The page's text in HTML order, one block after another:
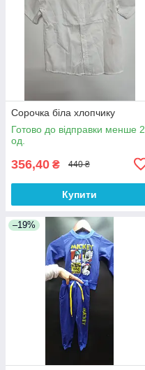
Сорочка біла хлопчику
Готово до відправки менше 2
од.
356,40 ₴ 440 ₴
Купити
–19%